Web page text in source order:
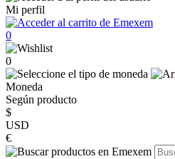
Mi perfil
0
0
Moneda
Según producto
$
USD
€